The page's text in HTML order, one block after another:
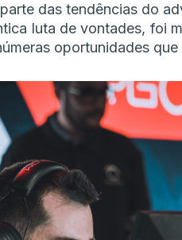
das tendências do
luta de vontades, foi
oportunidades